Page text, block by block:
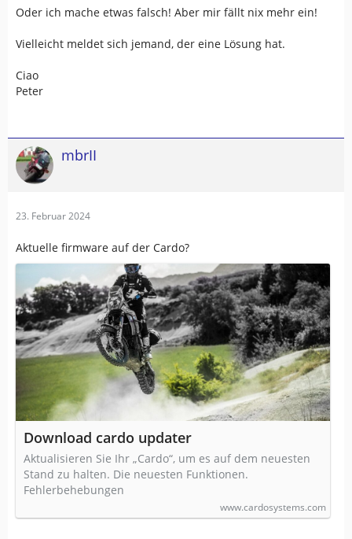
Oder ich mache etwas falsch! Aber mir fällt nix mehr ein!
Vielleicht meldet sich jemand, der eine Lösung hat.
Ciao
Peter
mbrII
23. Februar 2024
Aktuelle firmware auf der Cardo?
Download cardo updater
Aktualisieren Sie Ihr „Cardo“, um es auf dem neuesten
Stand zu halten. Die neuesten Funktionen.
Fehlerbehebungen
www.cardosystems.com